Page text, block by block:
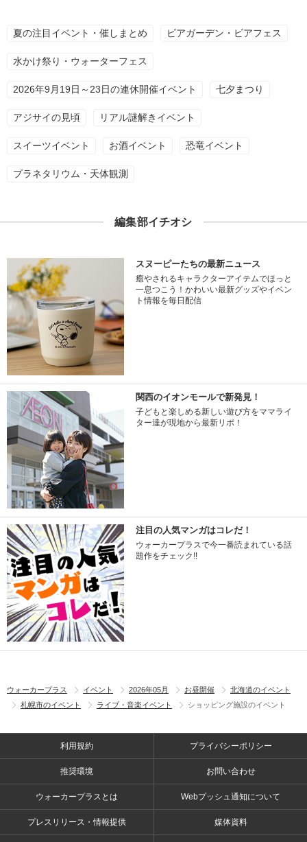
夏の注目イベント・催しまとめ ビアガーデン・ビアフェス
水かけ祭り・ウォーターフェス
2026年9月19日～23日の連休開催イベント 七夕まつり
アジサイの見頃 リアル謎解きイベント
スイーツイベント お酒イベント 恐竜イベント
プラネタリウム・天体観測
編集部イチオシ
スヌーピーたちの最新ニュース
癒やされるキャラクターアイテムでほっと
一息つこう！かわいい最新グッズやイベン
ト情報を毎日配信
関西のイオンモールで新発見！
子どもと楽しめる新しい遊び方をママライ
ター達が現地から最新リポ！
注目の人気マンガはコレだ！
ウォーカープラスで今一番読まれている話
題作をチェック!!
ウォーカープラス イベント 2026年05月 お昼開催
北海道のイベント
札幌市のイベント
ライブ・音楽イベント ショッピング施設のイベント
利用規約 プライバシーポリシー
推奨環境 お問い合わせ
ウォーカープラスとは Webプッシュ通知について
プレスリリース・情報提供 媒体資料